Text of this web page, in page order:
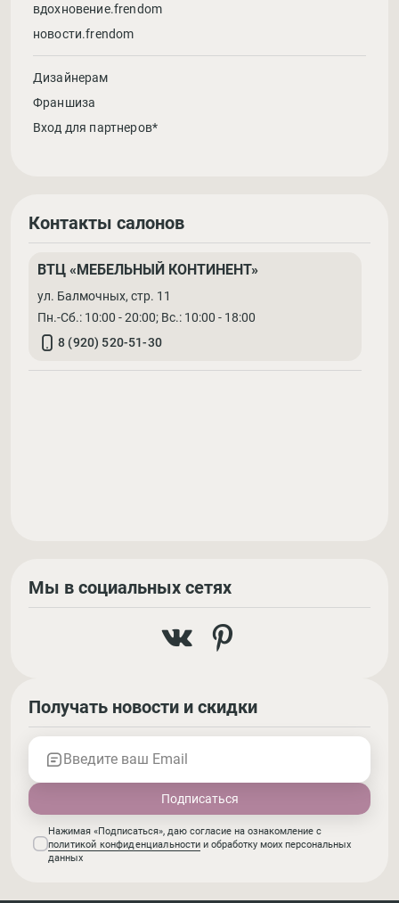
вдохновение.frendom
новости.frendom
Дизайнерам
Франшиза
Вход для партнеров*
Контакты салонов
ВТЦ «МЕБЕЛЬНЫЙ КОНТИНЕНТ»
ул. Балмочных, стр. 11
Пн.-Сб.: 10:00 - 20:00; Вс.: 10:00 - 18:00
8 (920) 520-51-30
Мы в социальных сетях
Получать новости и скидки
Введите ваш Email
Нажимая «Подписаться», даю согласие на ознакомление с
политикой конфиденциальности и обработку моих персональных
данных